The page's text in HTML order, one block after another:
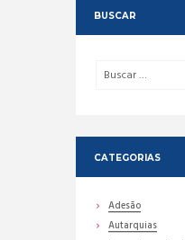
BUSCAR
CATEGORIAS
Adesão
Autarquias